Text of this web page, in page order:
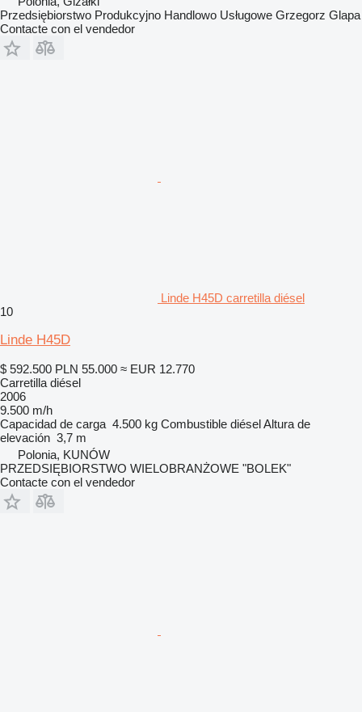
Przedsiębiorstwo Produkcyjno Handlowo Usługowe Grzegorz Glapa
Contacte con el vendedor
Linde H45D carretilla diésel
10
Linde H45D
$ 592.500 PLN 55.000 ≈ EUR 12.770
Carretilla diésel
2006
9.500 m/h
Capacidad de carga 4.500 kg Combustible diéselAltura de
elevación 3,7 m
Polonia, KUNÓW
PRZEDSIĘBIORSTWO WIELOBRANŻOWE "BOLEK"
Contacte con el vendedor